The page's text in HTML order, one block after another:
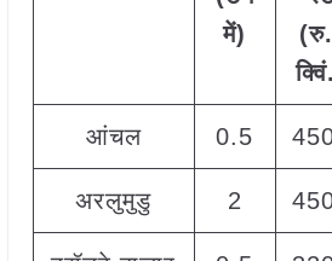
में)
(रु
क्विं
आंचल 0.5
अरलुमुडु 2